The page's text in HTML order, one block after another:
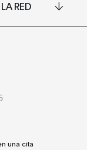
RED
una cita